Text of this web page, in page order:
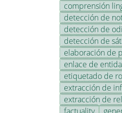
comprensión
detección de
detección de
detección de
elaboración de
enlace de
etiquetado de
extracción de
extracción de